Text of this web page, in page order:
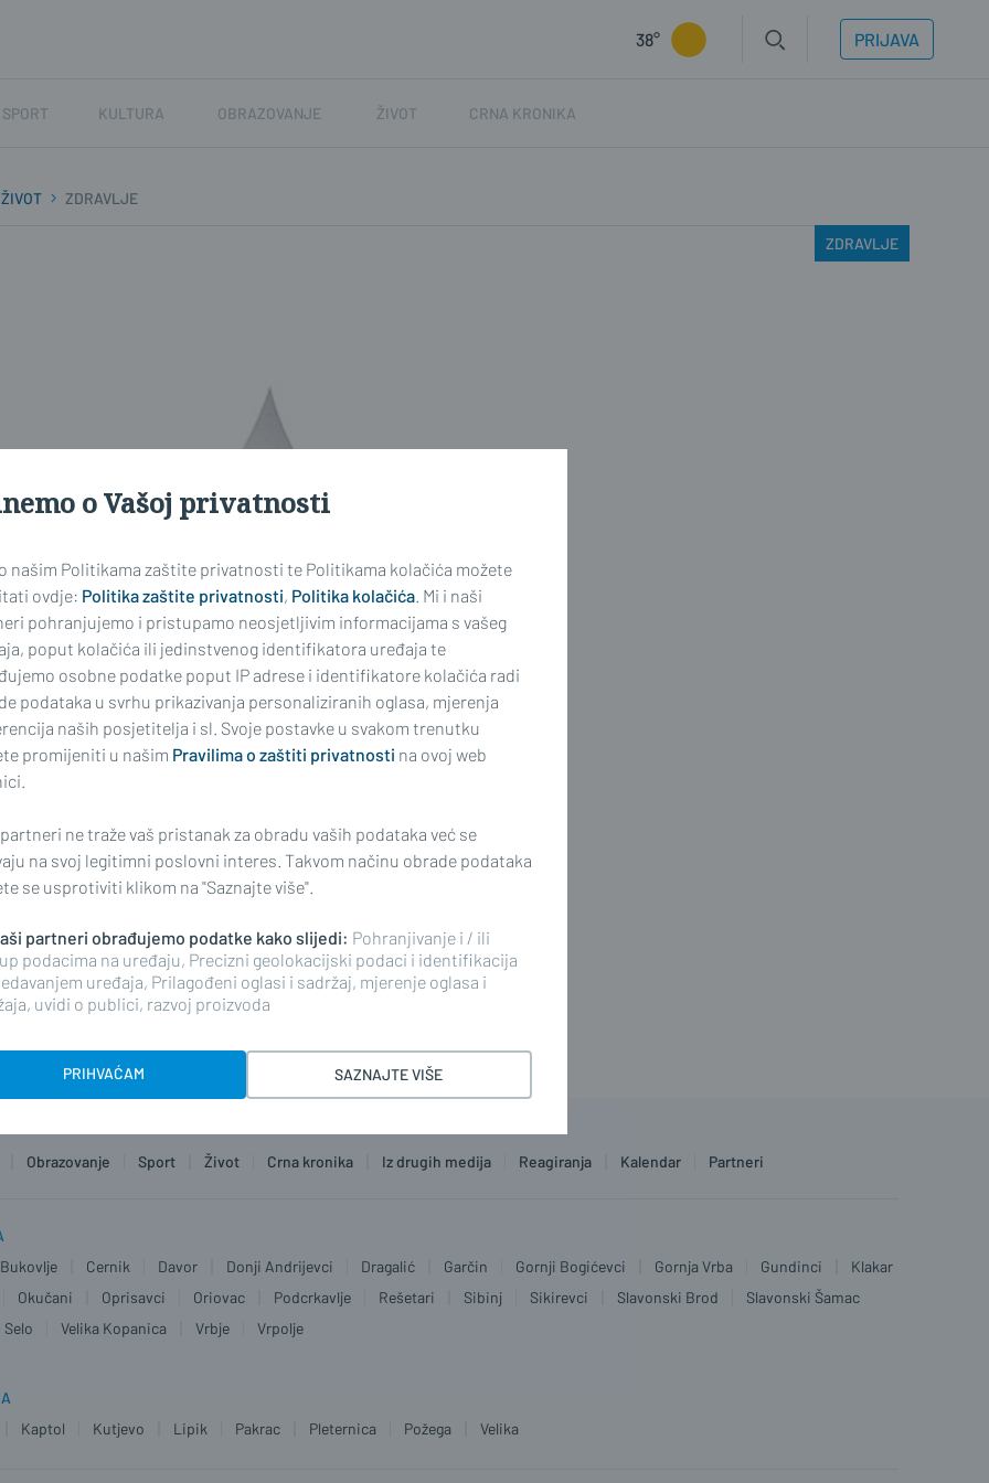
38° PRIJAVA
SPORT KULTURA OBRAZOVANJE ŽIVOT CRNA KRONIKA
ŽIVOT ZDRAVLJE
ZDRAVLJE
osigurati 4500 doza
Obrazovanje Sport Život Crna kronika Iz drugih medija Reagiranja Kalendar Partneri
Bukovlje Cernik Davor Donji Andrijevci Dragalić Garčin Gornji Bogićevci Gornja Vrba Gundinci
Klakar
Okučani Oprisavci Oriovac Podcrkavlje Rešetari Sibinj Sikirevci Slavonski Brod
Slavonski Šamac
Velika Kopanica Vrbje Vrpolje
Kaptol Kutjevo Lipik Pakrac Pleternica Požega Velika
o Vašoj privatnosti
našim Politikama zaštite privatnosti te Politikama kolačića možete
ovdje: Politika zaštite privatnosti, Politika kolačića . Mi i naši
pohranjujemo i pristupamo neosjetljivim informacijama s vašeg
poput kolačića ili jedinstvenog identifikatora uređaja te
osobne podatke poput IP adrese i identifikatore kolačića radi
podataka u svrhu prikazivanja personaliziranih oglasa, mjerenja
naših posjetitelja i sl. Svoje postavke u svakom trenutku
promijeniti u našim Pravilima o zaštiti privatnosti na ovoj web
ne traže vaš pristanak za obradu vaših podataka već se
na svoj legitimni poslovni interes. Takvom načinu obrade podataka
se usprotiviti klikom na "Saznajte više".
partneri obrađujemo podatke kako slijedi: Pohranjivanje i / ili
podacima na uređaju, Precizni geolokacijski podaci i identifikacija
uređaja, Prilagođeni oglasi i sadržaj, mjerenje oglasa i
uvidi o publici, razvoj proizvoda
PRIHVAĆAM SAZNAJTE VIŠE